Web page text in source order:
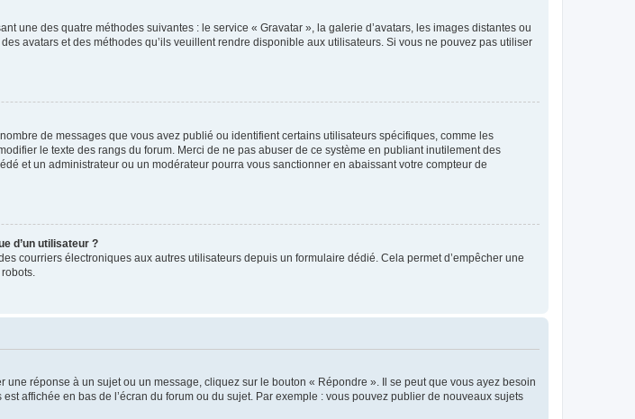
une des quatre méthodes suivantes : le service « Gravatar », la galerie d’avatars, les images distantes ou
avatars et des méthodes qu’ils veuillent rendre disponible aux utilisateurs. Si vous ne pouvez pas utiliser
de messages que vous avez publié ou identifient certains utilisateurs spécifiques, comme les
le texte des rangs du forum. Merci de ne pas abuser de ce système en publiant inutilement des
et un administrateur ou un modérateur pourra vous sanctionner en abaissant votre compteur de
d’un utilisateur ?
courriers électroniques aux autres utilisateurs depuis un formulaire dédié. Cela permet d’empêcher une
réponse à un sujet ou un message, cliquez sur le bouton « Répondre ». Il se peut que vous ayez besoin
affichée en bas de l’écran du forum ou du sujet. Par exemple : vous pouvez publier de nouveaux sujets